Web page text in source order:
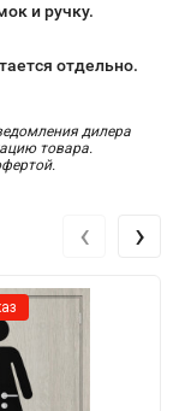
и ручку.
отдельно.
дилера
товара.
‹ ›